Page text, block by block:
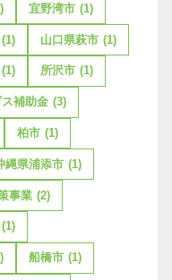
宜野湾市 (1)
(1) 山口県萩市 (1)
(1) 所沢市 (1)
補助金 (3)
柏市 (1)
縄県浦添市 (1)
事業 (2)
(1)
船橋市 (1)